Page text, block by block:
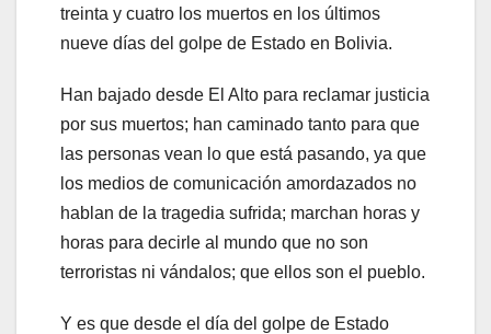
treinta y cuatro los muertos en los últimos
nueve días del golpe de Estado en Bolivia.
Han bajado desde El Alto para reclamar justicia
por sus muertos; han caminado tanto para que
las personas vean lo que está pasando, ya que
los medios de comunicación amordazados no
hablan de la tragedia sufrida; marchan horas y
horas para decirle al mundo que no son
terroristas ni vándalos; que ellos son el pueblo.
Y es que desde el día del golpe de Estado